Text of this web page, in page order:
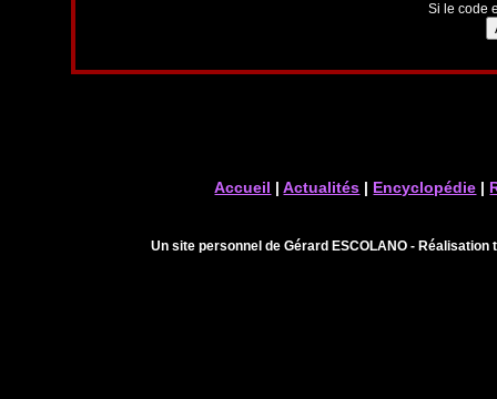
Si le code
Accueil |Actualités | Encyclopédie |
Un site personnel de Gérard ESCOLANO -